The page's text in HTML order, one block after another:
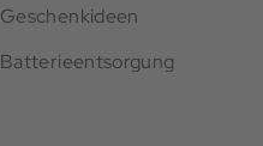
Geschenkideen
Batterieentsorgung